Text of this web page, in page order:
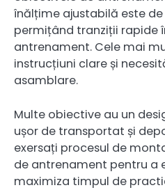
înălțime ajustabilă este
permițând tranziții rapide
antrenament. Cele mai
instrucțiuni clare și
asamblare.
Multe obiective au un
ușor de transportat și
exersați procesul de
de antrenament pentru a
maximiza timpul de